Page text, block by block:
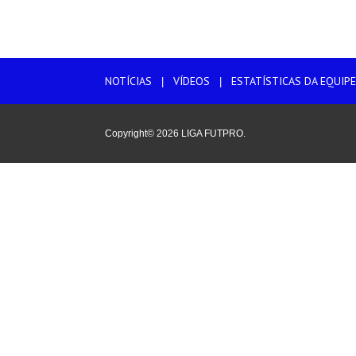
NOTÍCIAS VÍDEOS ESTATÍSTICAS DA EQUIPE
Copyright© 2026 LIGA FUTPRO.